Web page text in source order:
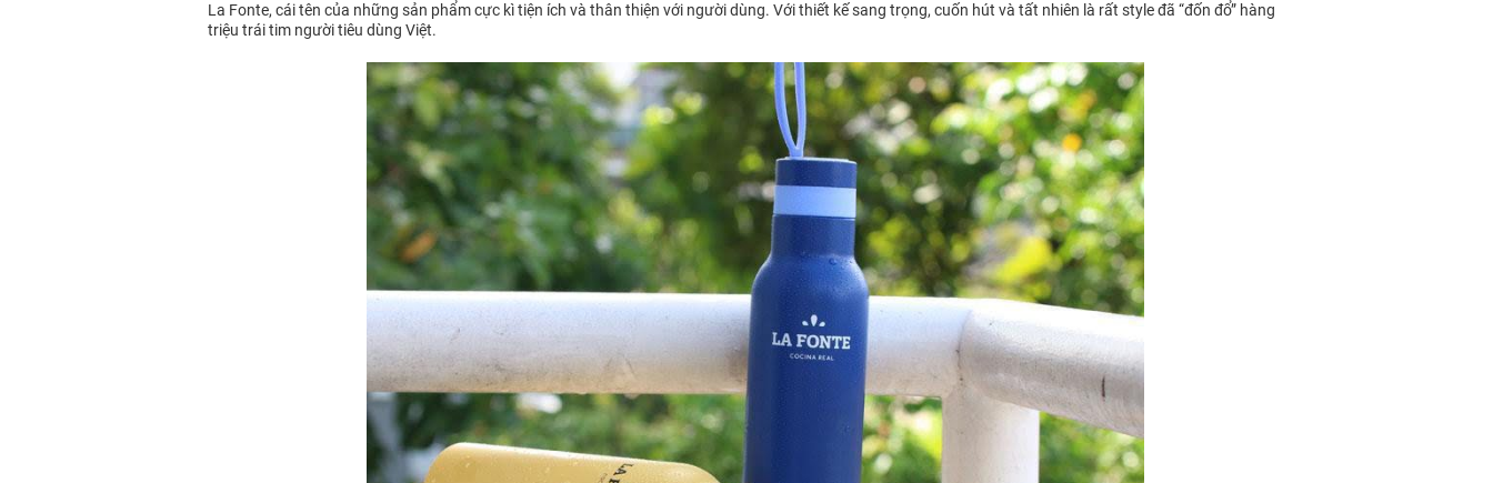
La Fonte, cái tên của những sản phẩm cực kì tiện ích và thân thiện với người dùng. Với thiết kế sang trọng, cuốn hút và tất nhiên là rất style đã “đốn đổ” hàng
triệu trái tim người tiêu dùng Việt.